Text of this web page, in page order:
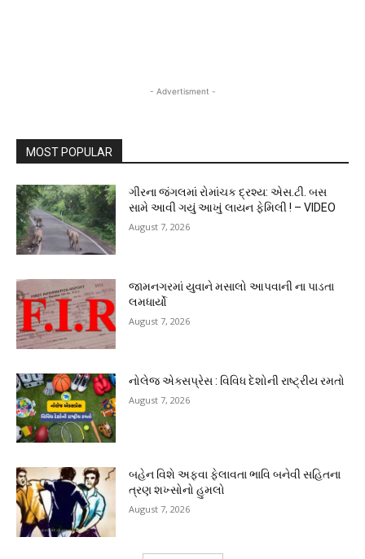
- Advertisment -
MOST POPULAR
ગીરના જંગલમાં રોમાંચક દ્રશ્ય: એસ.ટી. બસ
સામે આવી ગયું આખું લાયન ફેમિલી ! – VIDEO
August 7, 2026
જામનગરમાં યુવાને મસાલો આપવાની ના પાડતા
લમધાર્યો
August 7, 2026
નોલેજ એક્સપ્રેસ : વિવિધ દેશોની રાષ્ટ્રીય રમતો
August 7, 2026
બહેન વિશે અફવા ફેલાવતા ભાવિ બનેવી સહિતના
ત્રણ શખ્સોનો હુમલો
August 7, 2026